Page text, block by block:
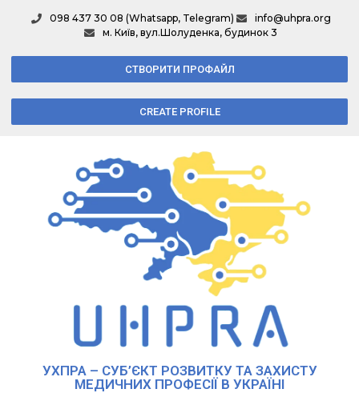
098 437 30 08 (Whatsapp, Telegram)
info@uhpra.org
м. Київ, вул.Шолуденка, будинок 3
СТВОРИТИ ПРОФАЙЛ
CREATE PROFILE
УХПРА – СУБ’ЄКТ РОЗВИТКУ ТА ЗАХИСТУ
МЕДИЧНИХ ПРОФЕСІЇ В УКРАЇНІ